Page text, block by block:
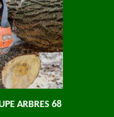
ARBRES 68